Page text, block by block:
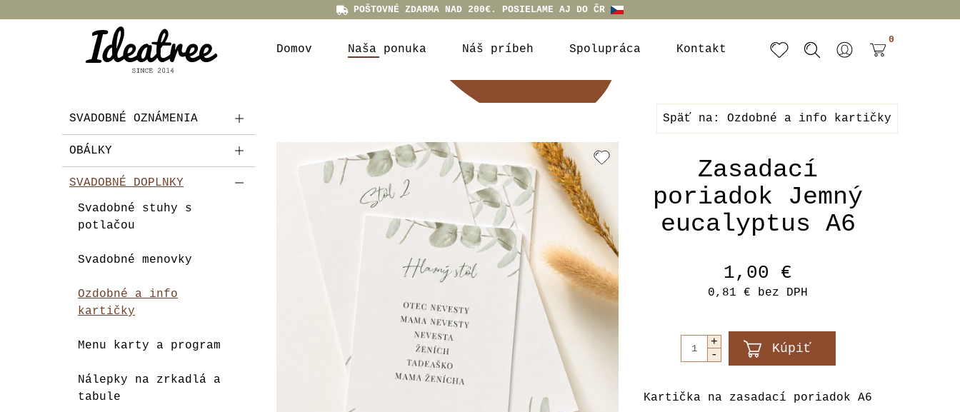
POŠTOVNÉ ZDARMA NAD 200€. POSIELAME AJ DO ČR
Domov Naša ponuka Náš príbeh Spolupráca Kontakt
0
SVADOBNÉ OZNÁMENIA
OBÁLKY
SVADOBNÉ DOPLNKY
Svadobné stuhy s
potlačou
Svadobné menovky
Ozdobné a info
kartičky
Menu karty a program
Nálepky na zrkadlá a
tabule
Späť na: Ozdobné a info kartičky
Zasadací
poriadok Jemný
eucalyptus A6
1,00 €
0,81 € bez DPH
Kartička na zasadací poriadok A6